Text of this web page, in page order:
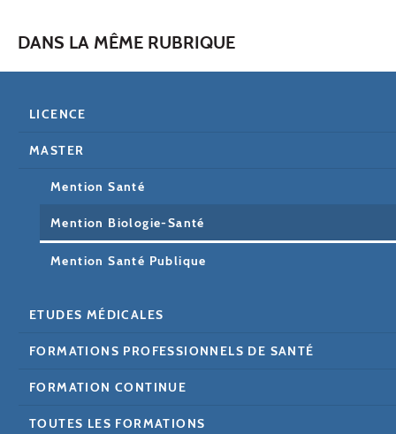
DANS LA MÊME RUBRIQUE
LICENCE
MASTER
Mention Santé
Mention Biologie-Santé
Mention Santé Publique
ETUDES MÉDICALES
FORMATIONS PROFESSIONNELS DE SANTÉ
FORMATION CONTINUE
TOUTES LES FORMATIONS